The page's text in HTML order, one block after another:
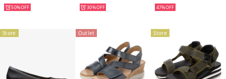
50% 30% 47%
Store Outlet Store